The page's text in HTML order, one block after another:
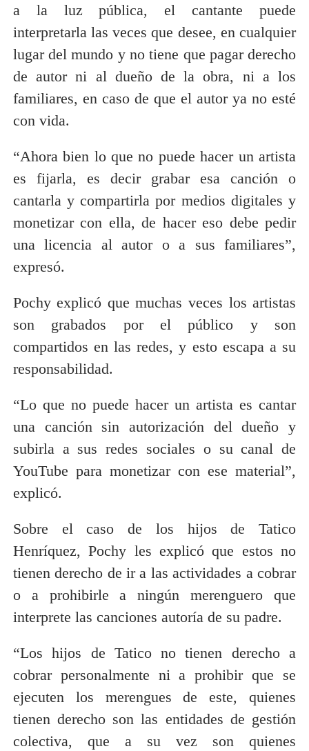
a la luz pública, el cantante puede
interpretarla las veces que desee, en cualquier
lugar del mundo y no tiene que pagar derecho
de autor ni al dueño de la obra, ni a los
familiares, en caso de que el autor ya no esté
con vida.
“Ahora bien lo que no puede hacer un artista
es fijarla, es decir grabar esa canción o
cantarla y compartirla por medios digitales y
monetizar con ella, de hacer eso debe pedir
una licencia al autor o a sus familiares”,
expresó.
Pochy explicó que muchas veces los artistas
son grabados por el público y son
compartidos en las redes, y esto escapa a su
responsabilidad.
“Lo que no puede hacer un artista es cantar
una canción sin autorización del dueño y
subirla a sus redes sociales o su canal de
YouTube para monetizar con ese material”,
explicó.
Sobre el caso de los hijos de Tatico
Henríquez, Pochy les explicó que estos no
tienen derecho de ir a las actividades a cobrar
o a prohibirle a ningún merenguero que
interprete las canciones autoría de su padre.
“Los hijos de Tatico no tienen derecho a
cobrar personalmente ni a prohibir que se
ejecuten los merengues de este, quienes
tienen derecho son las entidades de gestión
colectiva, que a su vez son quienes